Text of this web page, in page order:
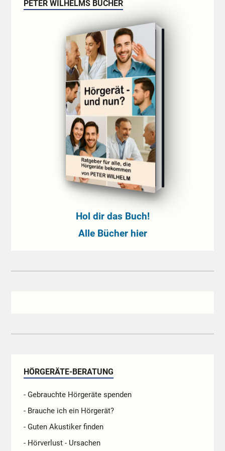
PETER WILHELMS BÜCHER
Hol dir das Buch!
Alle Bücher hier
HÖRGERÄTE-BERATUNG
- Gebrauchte Hörgeräte spenden
- Brauche ich ein Hörgerät?
- Guten Akustiker finden
- Hörverlust - Ursachen